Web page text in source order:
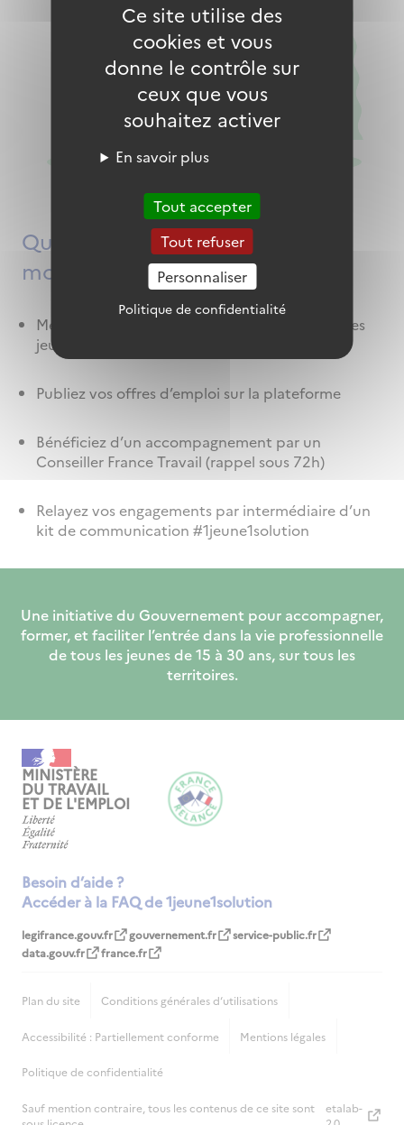
Quels avantages à rejoindre la
mobilisation pour les jeunes ?
Mettez en avant tous vos engagements pour les
jeunes en créant votre page dédiée
Publiez vos offres d’emploi sur la plateforme
Bénéficiez d’un accompagnement par un
Conseiller France Travail (rappel sous 72h)
Relayez vos engagements par intermédiaire d’un
kit de communication #1jeune1solution
Une initiative du Gouvernement pour accompagner,
former, et faciliter l’entrée dans la vie professionnelle
de tous les jeunes de 15 à 30 ans, sur tous les
territoires.
MINISTÈRE
DU TRAVAIL
ET DE L'EMPLOI
Besoin d’aide ?
Accéder à la FAQ de 1jeune1solution
legifrance.gouv.fr gouvernement.fr
service-public.fr
data.gouv.fr
france.fr
Plan du site Conditions générales d‘utilisations
Accessibilité : Partiellement conforme Mentions légales
Politique de confidentialité
Sauf mention contraire, tous les contenus de ce site sont
etalab-
Ce site utilise des
cookies et vous
donne le contrôle sur
ceux que vous
souhaitez activer
En savoir plus
Tout accepter
Tout refuser
Personnaliser
Politique de confidentialité